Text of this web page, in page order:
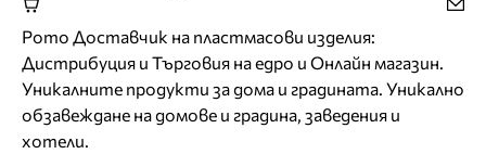
Рото Доставчик на пластмасови изделия:
Дистрибуция и Търговия на едро и Онлайн магазин.
Уникалните продукти за дома и градината. Уникално
обзавеждане на домове и градина, заведения и
хотели.